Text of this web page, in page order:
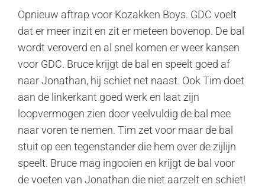
Opnieuw aftrap voor Kozakken Boys. GDC voelt
dat er meer inzit en zit er meteen bovenop. De bal
wordt veroverd en al snel komen er weer kansen
voor GDC. Bruce krijgt de bal en speelt goed af
naar Jonathan, hij schiet net naast. Ook Tim doet
aan de linkerkant goed werk en laat zijn
loopvermogen zien door veelvuldig de bal mee
naar voren te nemen. Tim zet voor maar de bal
stuit op een tegenstander die hem over de zijlijn
speelt. Bruce mag ingooien en krijgt de bal voor
de voeten van Jonathan die niet aarzelt en schiet!